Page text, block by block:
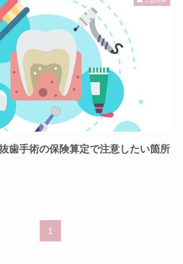
歯手術の保険算定で注意したい箇所
1